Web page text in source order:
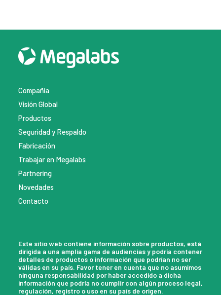
Compañía
Visión Global
Productos
Seguridad y Respaldo
Fabricación
Trabajar en Megalabs
Partnering
Novedades
Contacto
Este sitio web contiene información sobre productos, está
dirigida a una amplia gama de audiencias y podría contener
detalles de productos o información que podrían no ser
válidas en su país. Favor tener en cuenta que no asumimos
ninguna responsabilidad por haber accedido a dicha
información que podría no cumplir con algún proceso legal,
regulación, registro o uso en su país de origen.